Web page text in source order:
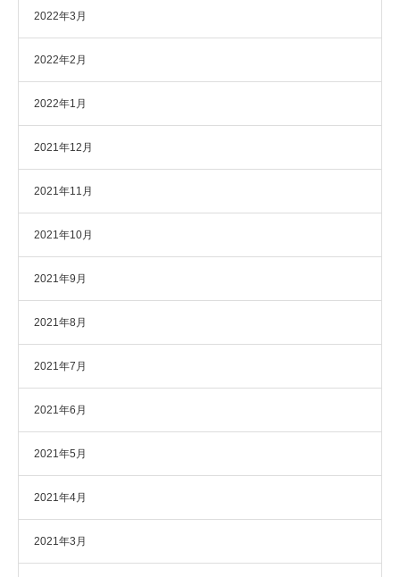
2022年3月
2022年2月
2022年1月
2021年12月
2021年11月
2021年10月
2021年9月
2021年8月
2021年7月
2021年6月
2021年5月
2021年4月
2021年3月